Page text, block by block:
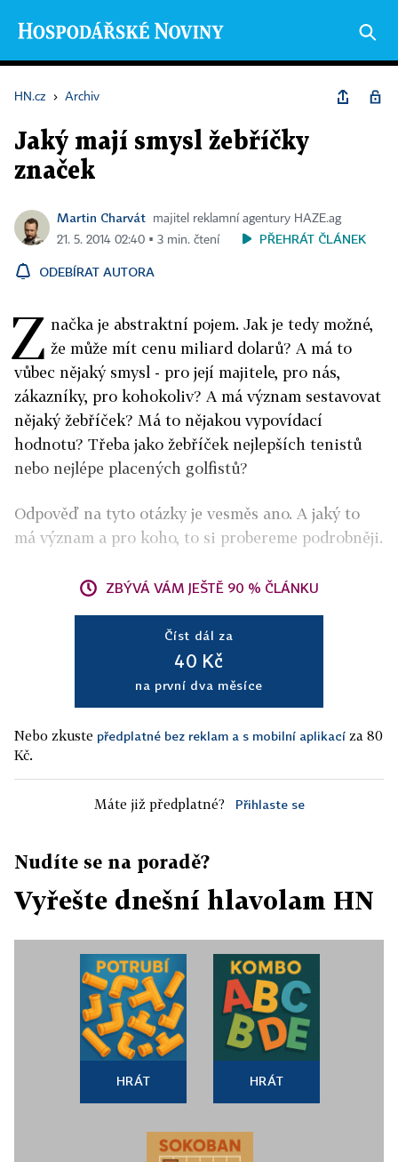
HN.cz › Archiv
Jaký mají smysl žebříčky
značek
Martin Charvát
majitel reklamní agentury HAZE.ag
21. 5. 2014 02:40 ▪ 3 min. čtení
PŘEHRÁT ČLÁNEK
ODEBÍRAT AUTORA
Z načka je abstraktní pojem. Jak je tedy možné,
že může mít cenu miliard dolarů? A má to
vůbec nějaký smysl - pro její majitele, pro nás,
zákazníky, pro kohokoliv? A má význam sestavovat
nějaký žebříček? Má to nějakou vypovídací
hodnotu? Třeba jako žebříček nejlepších tenistů
nebo nejlépe placených golfistů?
Odpověď na tyto otázky je vesměs ano. A jaký to
má význam a pro koho, to si probereme podrobněji.
ZBÝVÁ VÁM JEŠTĚ 90 % ČLÁNKU
Číst dál za
40 Kč
na první dva měsíce
Nebo zkuste předplatné bez reklam a s mobilní aplikací za 80
Kč.
Máte již předplatné? Přihlaste se
Nudíte se na poradě?
Vyřešte dnešní hlavolam HN
HRÁT HRÁT